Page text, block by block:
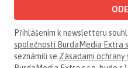
Přihlášením k newsletteru
společnosti BurdaMedia Extra
seznámili se Zásadami